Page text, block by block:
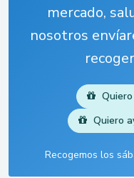
mercado,
nosotros
Quiero
Recogemos los